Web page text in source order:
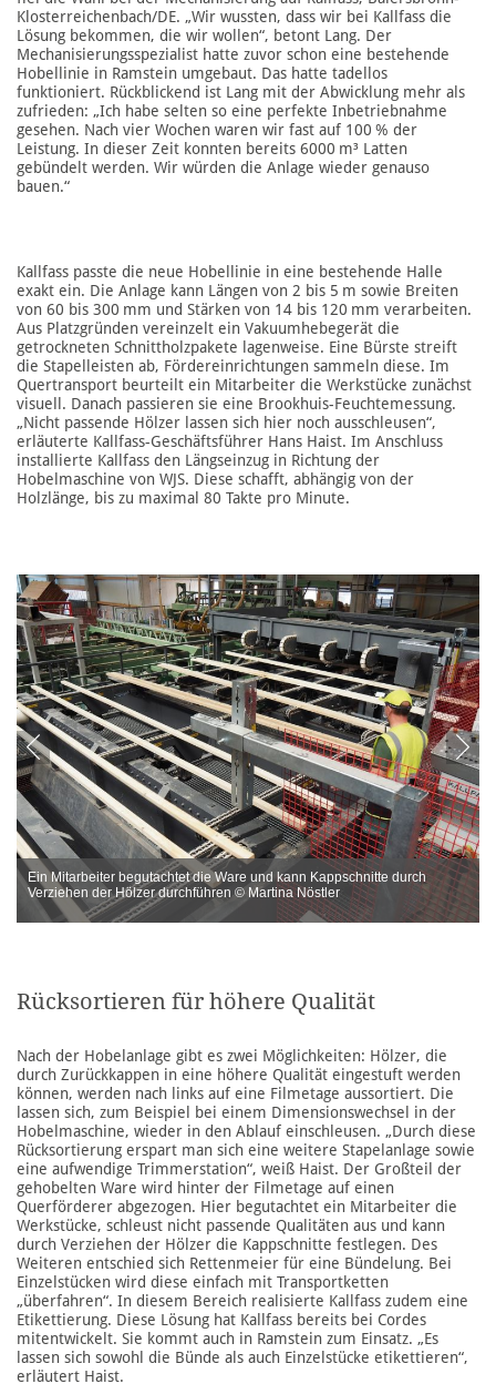
Klosterreichenbach/DE. „Wir wussten, dass wir bei Kallfass die
Lösung bekommen, die wir wollen“, betont Lang. Der
Mechanisierungsspezialist hatte zuvor schon eine bestehende
Hobellinie in Ramstein umgebaut. Das hatte tadellos
funktioniert. Rückblickend ist Lang mit der Abwicklung mehr als
zufrieden: „Ich habe selten so eine perfekte Inbetriebnahme
gesehen. Nach vier Wochen waren wir fast auf 100 % der
Leistung. In dieser Zeit konnten bereits 6000 m³ Latten
gebündelt werden. Wir würden die Anlage wieder genauso
bauen.“
Kallfass passte die neue Hobellinie in eine bestehende Halle
exakt ein. Die Anlage kann Längen von 2 bis 5 m sowie Breiten
von 60 bis 300 mm und Stärken von 14 bis 120 mm verarbeiten.
Aus Platzgründen vereinzelt ein Vakuumhebegerät die
getrockneten Schnittholzpakete lagenweise. Eine Bürste streift
die Stapelleisten ab, Fördereinrichtungen sammeln diese. Im
Quertransport beurteilt ein Mitarbeiter die Werkstücke zunächst
visuell. Danach passieren sie eine Brookhuis-Feuchtemessung.
„Nicht passende Hölzer lassen sich hier noch ausschleusen“,
erläuterte Kallfass-Geschäftsführer Hans Haist. Im Anschluss
installierte Kallfass den Längseinzug in Richtung der
Hobelmaschine von WJS. Diese schafft, abhängig von der
Holzlänge, bis zu maximal 80 Takte pro Minute.
Ein Mitarbeiter begutachtet die Ware und kann Kappschnitte durch
Verziehen der Hölzer durchführen © Martina Nöstler
Rücksortieren für höhere Qualität
Nach der Hobelanlage gibt es zwei Möglichkeiten: Hölzer, die
durch Zurückkappen in eine höhere Qualität eingestuft werden
können, werden nach links auf eine Filmetage aussortiert. Die
lassen sich, zum Beispiel bei einem Dimensionswechsel in der
Hobelmaschine, wieder in den Ablauf einschleusen. „Durch diese
Rücksortierung erspart man sich eine weitere Stapelanlage sowie
eine aufwendige Trimmerstation“, weiß Haist. Der Großteil der
gehobelten Ware wird hinter der Filmetage auf einen
Querförderer abgezogen. Hier begutachtet ein Mitarbeiter die
Werkstücke, schleust nicht passende Qualitäten aus und kann
durch Verziehen der Hölzer die Kappschnitte festlegen. Des
Weiteren entschied sich Rettenmeier für eine Bündelung. Bei
Einzelstücken wird diese einfach mit Transportketten
„überfahren“. In diesem Bereich realisierte Kallfass zudem eine
Etikettierung. Diese Lösung hat Kallfass bereits bei Cordes
mitentwickelt. Sie kommt auch in Ramstein zum Einsatz. „Es
lassen sich sowohl die Bünde als auch Einzelstücke etikettieren“,
erläutert Haist.